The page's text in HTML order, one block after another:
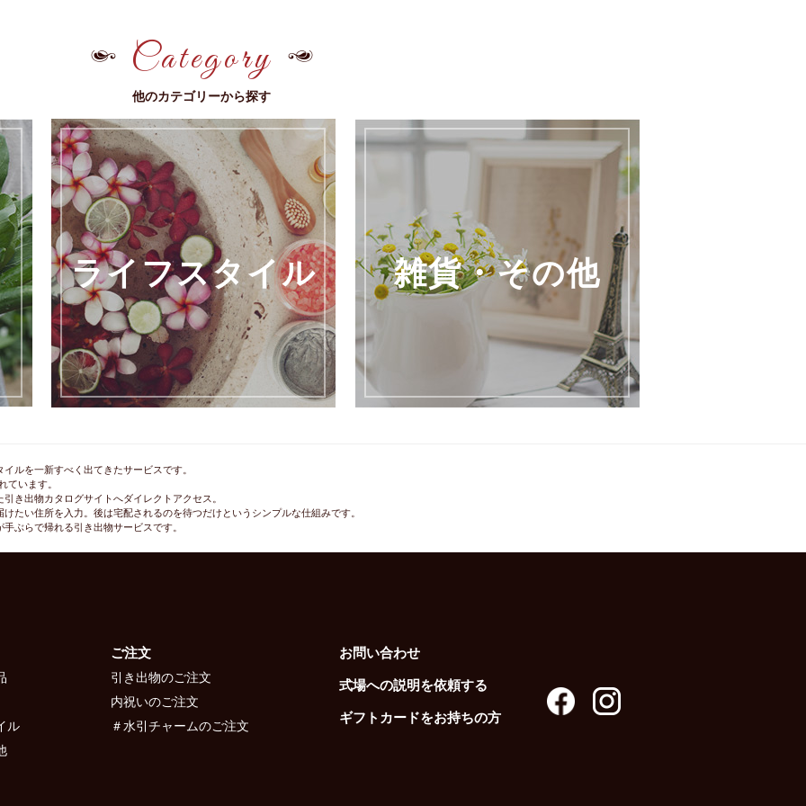
Category
他のカテゴリーから探す
ライフスタイル 雑貨・その他
ルを一新すべく出てきたサービスです。
ています。
き出物カタログサイトへダイレクトアクセス。
たい住所を入力。後は宅配されるのを待つだけというシンプルな仕組みです。
ぶらで帰れる引き出物サービスです。
ル
ご注文
引き出物のご注文
内祝いのご注文
＃水引チャームのご注文
お問い合わせ
式場への説明を依頼する
ギフトカードをお持ちの方